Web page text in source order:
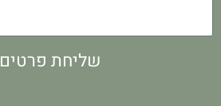
שליחת פרטים